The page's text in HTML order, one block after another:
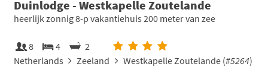
Duinlodge - Westkapelle Zoutelande
heerlijk zonnig 8-p vakantiehuis 200 meter van zee
8 4
2
Netherlands
Zeeland Westkapelle Zoutelande (#5264)